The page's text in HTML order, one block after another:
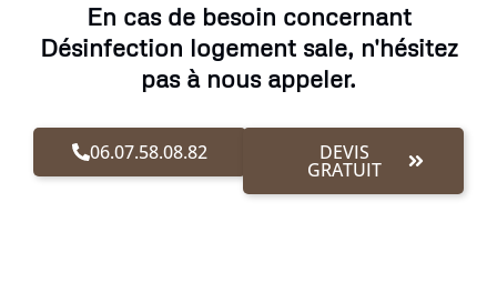
En cas de besoin concernant
Désinfection logement sale, n'hésitez
pas à nous appeler.
06.07.58.08.82 DEVIS
GRATUIT